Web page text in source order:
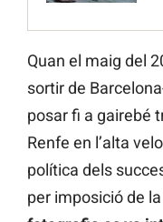
Quan el maig del
sortir de
posar fi a gairebé
Renfe en l’alta
política dels
per imposició de